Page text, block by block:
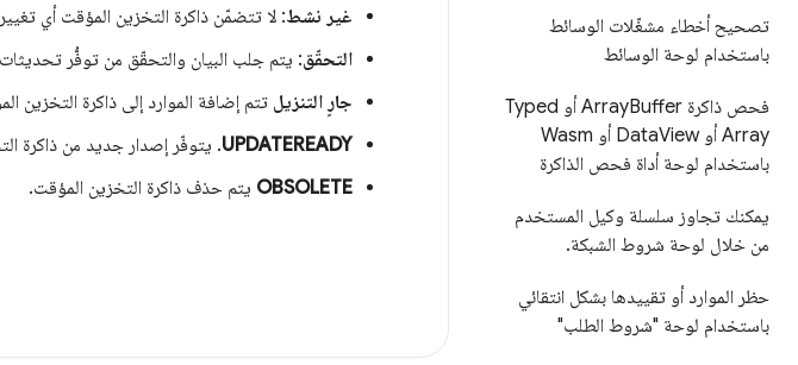
تصحيح أخطاء مشغّلات الوسائط
باستخدام لوحة الوسائط
فحص ذاكرة Array Buffer أو Typed
Array أو Data
View أو Wasm
باستخدام لوحة أداة فحص الذاكرة
يمكنك تجاوز سلسلة وكيل المستخدم
من خلال لوحة شروط الشبكة.
حظر الموارد أو تقييدها بشكل انتقائي
باستخدام لوحة "شروط الطلب"
غير نشط: لا تتضمّن ذاكرة التخزين المؤقت أي
التحقّق: يتم جلب البيان والتحقّق من توفُّر
جارٍ التنزيل تتم إضافة الموارد إلى ذاكرة التخزين
UPDATEREADY. يتوفّر إصدار جديد من ذاكرة
OBSOLETE يتم حذف ذاكرة التخزين المؤقت.